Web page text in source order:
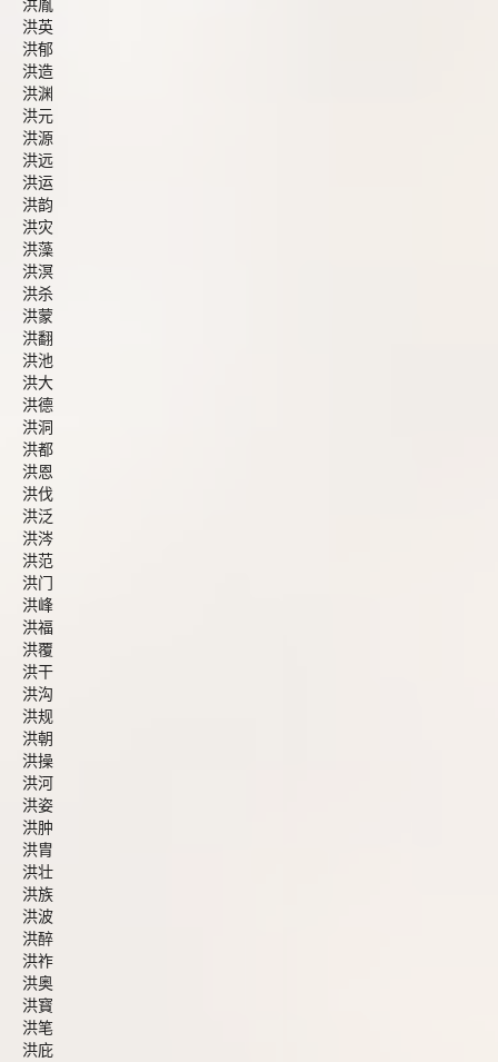
洪胤
洪英
洪郁
洪造
洪渊
洪元
洪源
洪远
洪运
洪韵
洪灾
洪藻
洪溟
洪杀
洪蒙
洪翻
洪池
洪大
洪德
洪洞
洪都
洪恩
洪伐
洪泛
洪涔
洪范
洪门
洪峰
洪福
洪覆
洪干
洪沟
洪规
洪朝
洪操
洪河
洪姿
洪肿
洪胄
洪壮
洪族
洪波
洪醉
洪祚
洪奥
洪寳
洪笔
洪庇